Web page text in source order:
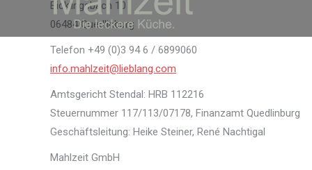
Bicklingsbach 10
06484 Quedlinburg
Telefon +49 (0)3 94 6 / 6899060
info.mahlzeit@lieblang.com
Amtsgericht Stendal: HRB 112216
Steuernummer 117/113/07178, Finanzamt Quedlinburg
Geschäftsleitung: Heike Steiner, René Nachtigal
Mahlzeit GmbH